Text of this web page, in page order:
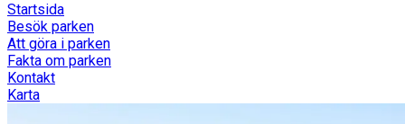
Startsida
Besök parken
Att göra i parken
Fakta om parken
Kontakt
Karta